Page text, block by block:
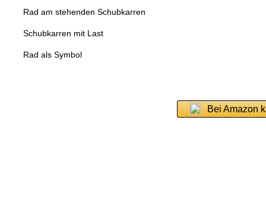
Rad am stehenden Schubkarren
Schubkarren mit Last
Rad als Symbol
Bei Amazon